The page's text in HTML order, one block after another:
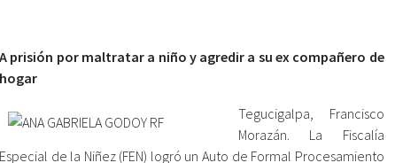
A prisión por maltratar a niño y agredir a su ex compañero de
hogar
Tegucigalpa, Francisco
Morazán. La Fiscalía
Especial de la Niñez (FEN) logró un Auto de Formal Procesamiento